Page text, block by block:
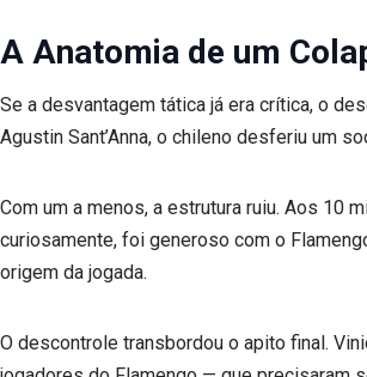
A Anatomia de um
Se a desvantagem tática já era crítica, o
Agustin Sant’Anna, o chileno desferiu um
Com um a menos, a estrutura ruiu. Aos 10
curiosamente, foi generoso com o
origem da jogada.
O descontrole transbordou o apito final.